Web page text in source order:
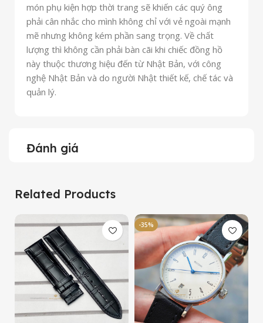
món phụ kiện hợp thời trang sẽ khiến các quý ông
phải cân nhắc cho mình không chỉ với vẻ ngoài mạnh
mẽ nhưng không kém phần sang trọng. Về chất
lượng thì không cần phải bàn cãi khi chiếc đồng hồ
này thuộc thương hiệu đến từ Nhật Bản, với công
nghệ Nhật Bản và do người Nhật thiết kế, chế tác và
quản lý.
Đánh giá
Related Products
-35%